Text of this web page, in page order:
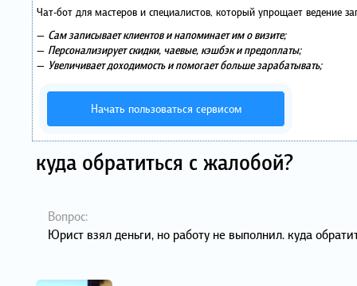
Чат-бот для мастеров и специалистов, который упрощает ведение
— Сам записывает клиентов и напоминает им о визите;
— Персонализирует скидки, чаевые, кэшбэк и предоплаты;
— Увеличивает доходимость и помогает больше зарабатывать;
Начать пользоваться сервисом
куда обратиться с жалобой?
Вопрос:
Юрист взял деньги, но работу не выполнил. куда